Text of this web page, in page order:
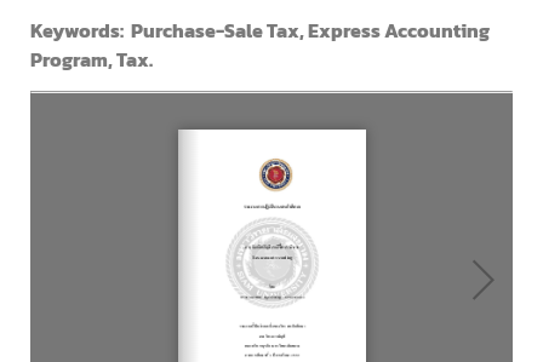
Keywords: Purchase-Sale Tax, Express Accounting
Program, Tax.